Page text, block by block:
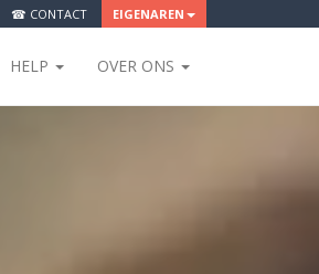
☎ CONTACT EIGENAREN
HELP OVER ONS